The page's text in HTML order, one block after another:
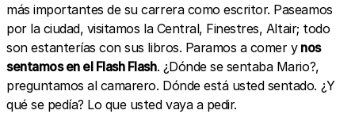
más importantes de su carrera como escritor. Paseamos
por la ciudad, visitamos la Central, Finestres, Altair; todo
son estanterías con sus libros. Paramos a comer ynos
sentamos en el Flash Flash. ¿Dónde se sentaba Mario?,
preguntamos al camarero. Dónde está usted sentado. ¿Y
qué se pedía? Lo que usted vaya a pedir.